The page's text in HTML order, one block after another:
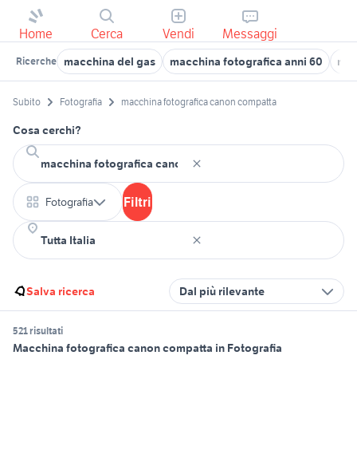
Home Cerca Vendi Messaggi
Ricerche macchina del gas macchina fotografica anni 60
Subito Fotografia macchina fotografica canon compatta
Cosa cerchi?
Fotografia Filtri
Salva ricerca Dal più rilevante
521 risultati
Macchina fotografica canon compatta in Fotografia